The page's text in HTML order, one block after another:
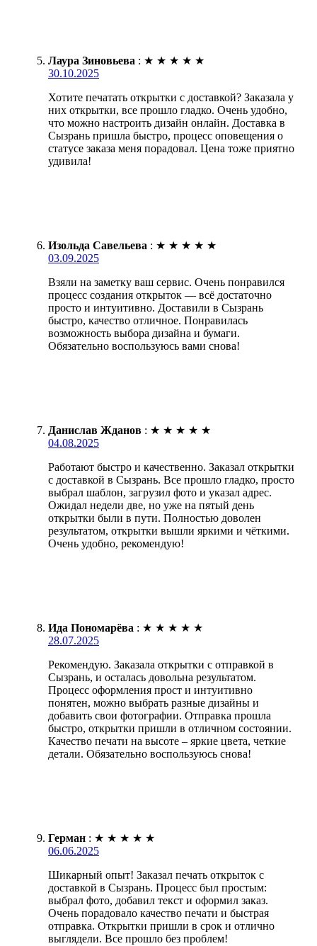
Лаура Зиновьева : ★ ★ ★ ★ ★
30.10.2025
Хотите печатать открытки с доставкой? Заказала у
них открытки, все прошло гладко. Очень удобно,
что можно настроить дизайн онлайн. Доставка в
Сызрань пришла быстро, процесс оповещения о
статусе заказа меня порадовал. Цена тоже приятно
удивила!
Изольда Савельева : ★ ★ ★ ★ ★
03.09.2025
Взяли на заметку ваш сервис. Очень понравился
процесс создания открыток — всё достаточно
просто и интуитивно. Доставили в Сызрань
быстро, качество отличное. Понравилась
возможность выбора дизайна и бумаги.
Обязательно воспользуюсь вами снова!
Данислав Жданов : ★ ★ ★ ★ ★
04.08.2025
Работают быстро и качественно. Заказал открытки
с доставкой в Сызрань. Все прошло гладко, просто
выбрал шаблон, загрузил фото и указал адрес.
Ожидал недели две, но уже на пятый день
открытки были в пути. Полностью доволен
результатом, открытки вышли яркими и чёткими.
Очень удобно, рекомендую!
Ида Пономарёва : ★ ★ ★ ★ ★
28.07.2025
Рекомендую. Заказала открытки с отправкой в
Сызрань, и осталась довольна результатом.
Процесс оформления прост и интуитивно
понятен, можно выбрать разные дизайны и
добавить свои фотографии. Отправка прошла
быстро, открытки пришли в отличном состоянии.
Качество печати на высоте – яркие цвета, четкие
детали. Обязательно воспользуюсь снова!
Герман : ★ ★ ★ ★ ★
06.06.2025
Шикарный опыт! Заказал печать открыток с
доставкой в Сызрань. Процесс был простым:
выбрал фото, добавил текст и оформил заказ.
Очень порадовало качество печати и быстрая
отправка. Открытки пришли в срок и отлично
выглядели. Все прошло без проблем!